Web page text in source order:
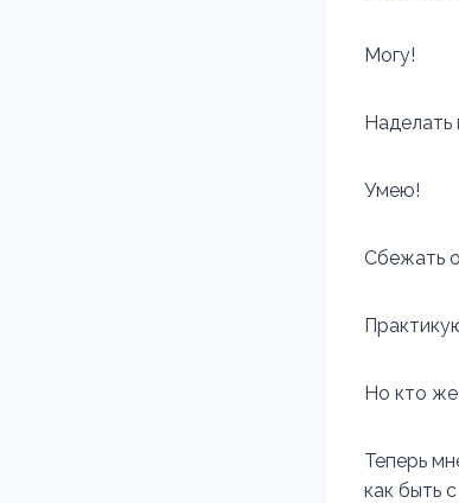
Могу!
Наделать
Умею!
Сбежать
Но кто же
Теперь
как быть